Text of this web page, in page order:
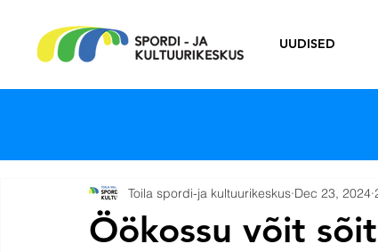
UUDISED
Öökossu võit
Toila spordi-ja kultuurikeskus Dec 23, 2024